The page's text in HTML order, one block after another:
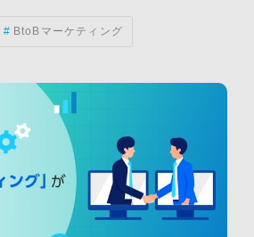
BtoBマーケティング